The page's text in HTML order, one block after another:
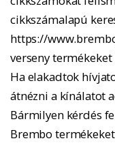
cikkszámalapú
https://
verseny
Ha elakadtok
átnézni a kínálatot
Bármilyen kérdés
Brembo